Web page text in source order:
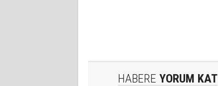
HABERE YORUM KAT